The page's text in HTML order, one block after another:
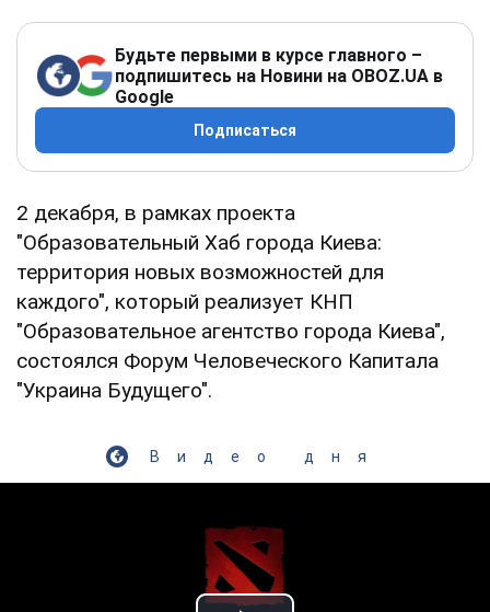
Будьте первыми в курсе главного –
подпишитесь на Новини на OBOZ.UA в
Google
Подписаться
2 декабря, в рамках проекта
"Образовательный Хаб города Киева:
территория новых возможностей для
каждого", который реализует КНП
"Образовательное агентство города Киева",
состоялся Форум Человеческого Капитала
"Украина Будущего".
Видео дня